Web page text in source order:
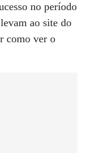
no período
ao site do
como ver o